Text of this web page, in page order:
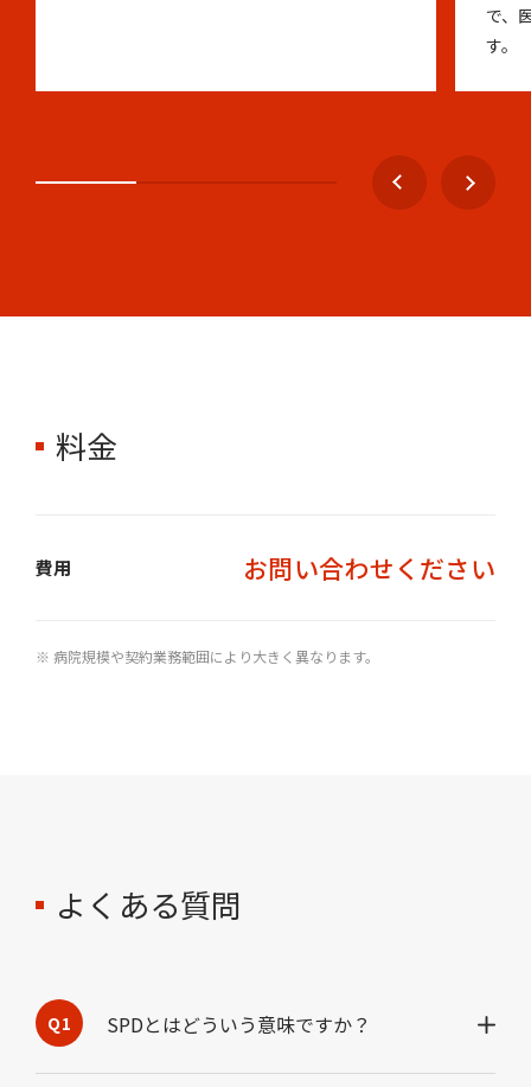
で、
す。
料金
費用 お問い合わせください
※ 病院規模や契約業務範囲により大きく異なります。
よくある質問
SPDとはどういう意味ですか？